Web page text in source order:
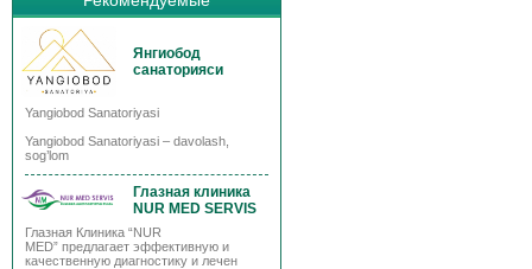
Янгиобод
санаторияси
Yangiobod Sanatoriyasi
Yangiobod Sanatoriyasi – davolash,
sog’lom
Глазная клиника
NUR MED SERVIS
Глазная Клиника “NUR
MED” предлагает эффективную и
качественную диагностику и лечен